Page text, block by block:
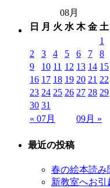
08月
日
月 火 水 木 金 土
« 07月 09月 »
1
2
3 4 5 6 7
8
9
10 11 12 13 14 15
16 17 18 19 20 21 22
23 24 25 26 27 28 29
30 31
最近の投稿
春の絵本読み
新教室へお引